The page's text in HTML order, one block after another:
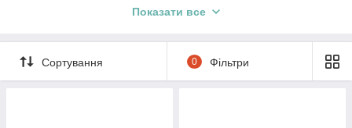
постійна напруга до 1000 В. Прокладається в сталевих
негнучкого монтажу.
Показати все
Сортування 0 Фільтри